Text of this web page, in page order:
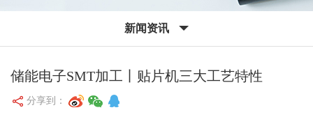
新闻资讯
储能电子SMT加工丨贴片机三大工艺特性
分享到：